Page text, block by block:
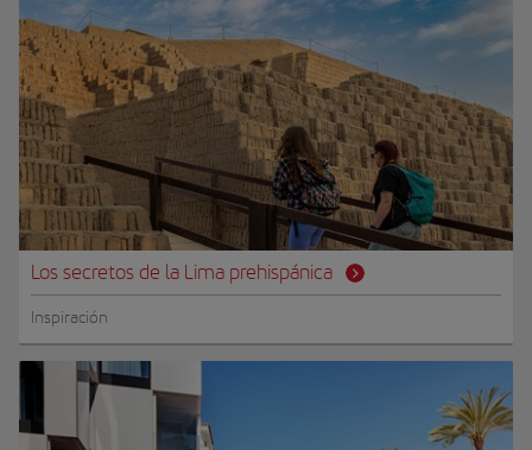
Los secretos de la Lima prehispánica
Inspiración